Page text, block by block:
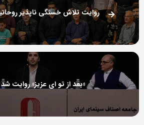
«بعد از تو ای عزیز» روایت شد